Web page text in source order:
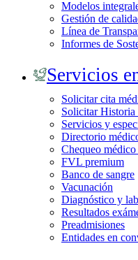
Modelos
Gestión de
Línea de
Informes de
Servicios
Solicitar cita
Solicitar Historia
Servicios y
Directorio
Chequeo
FVL premium
Banco de sangre
Vacunación
Diagnóstico y
Resultados
Preadmisiones
Entidades en